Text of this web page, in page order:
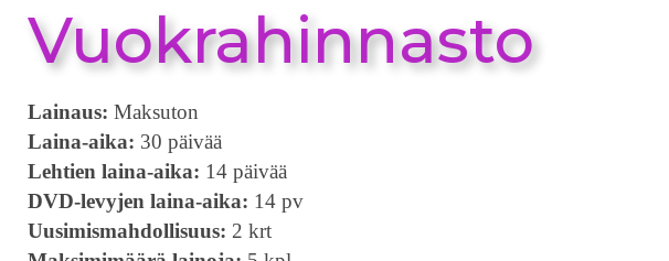
Vuokrahinnasto
Lainaus: Maksuton
Laina-aika: 30 päivää
Lehtien laina-aika: 14 päivää
DVD-levyjen laina-aika: 14 pv
Uusimismahdollisuus: 2 krt